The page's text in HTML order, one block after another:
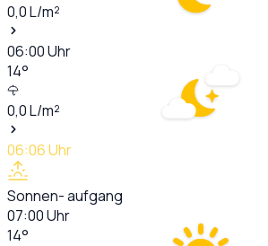
0,0L/m²
06:00Uhr
14°
0,0L/m²
06:06Uhr
Sonnen- aufgang
07:00Uhr
14°